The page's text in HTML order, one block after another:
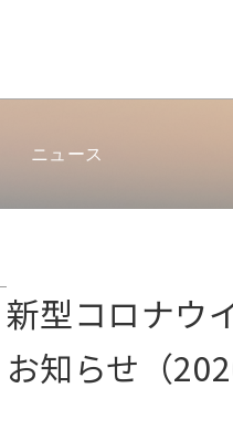
ニュース
新型コロナウ
お知らせ（